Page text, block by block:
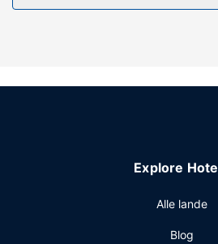
internetadgang og pejs i lobbyen.
Gæsterne har blandt andet adgang
Planlægger du et arrangement i
af et konferencecenter og
Explore
Alle lande
Blog